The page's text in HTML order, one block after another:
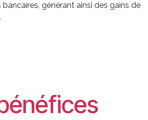
générant ainsi des gains de